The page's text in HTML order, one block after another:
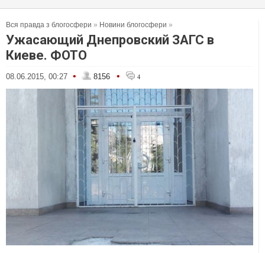
Вся правда з блогосфери » Новини блогосфери »
Ужасающий Днепровский ЗАГС в
Киеве. ФОТО
08.06.2015, 00:27 • 8156 • 4